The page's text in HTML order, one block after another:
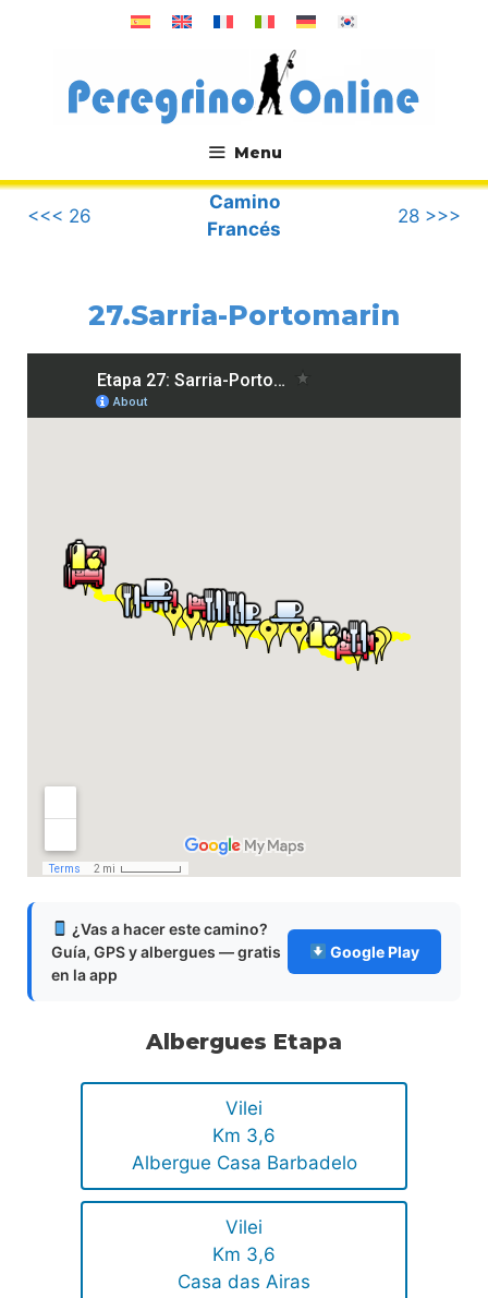
Menu
.
<<< 26
Camino
Francés
28 >>>
27.Sarria-Portomarin
¿Vas a hacer este camino?
Guía, GPS y albergues — gratis
en la app
Google Play
Albergues Etapa
Vilei
Km 3,6
Albergue Casa Barbadelo
Vilei
Km 3,6
Casa das Airas